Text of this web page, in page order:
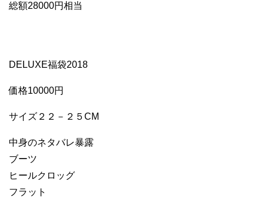
総額28000円相当
DELUXE福袋2018
価格10000円
サイズ２２－２５CM
中身のネタバレ暴露
ブーツ
ヒールクロッグ
フラット